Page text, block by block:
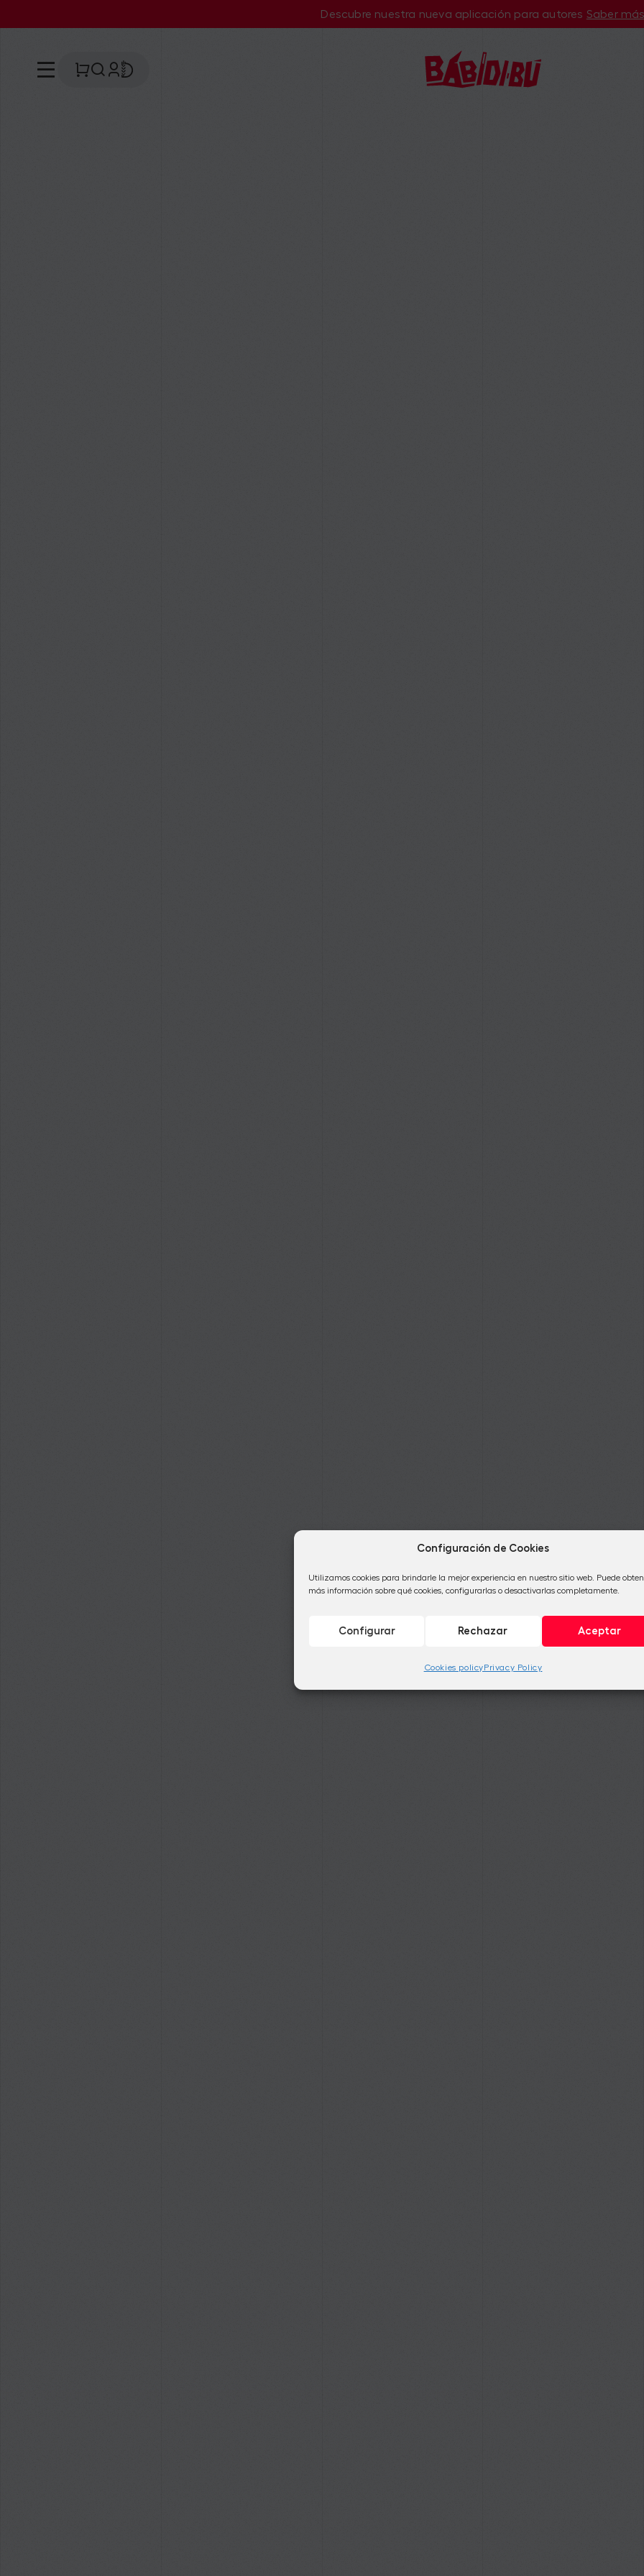
Configuración de Cookies
Utilizamos cookies para brindarle la mejor experiencia en nuestro sitio web. Puede
más información sobre qué cookies, configurarlas o desactivarlas completamente.
Aceptar
Rechazar
Configurar
Cookies policyPrivacy Policy
Descubre nuestra nueva aplicación para autores Saber